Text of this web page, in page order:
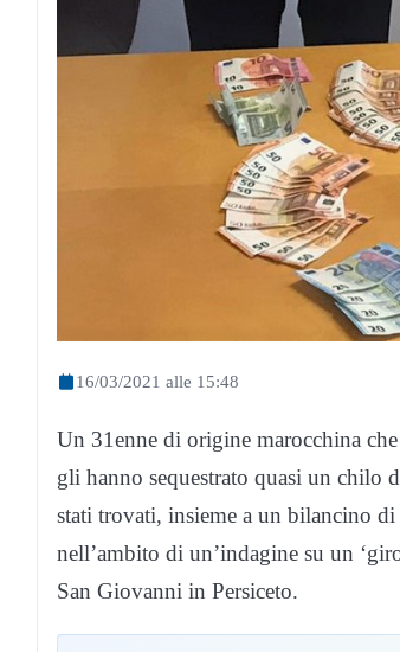
16/03/2021 alle 15:48
Un 31enne di origine marocchina
gli hanno sequestrato quasi un chilo
stati trovati, insieme a un bilancino
nell’ambito di un’indagine su un
San Giovanni in Persiceto.